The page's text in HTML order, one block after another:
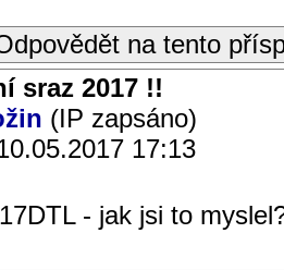
na tento
sraz 2017 !!
(IP zapsáno)
17:13
- jak jsi to